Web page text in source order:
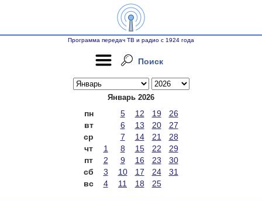
Программа передач ТВ и радио с 1924 года
Поиск
Январь 2026
пн 5 12 19
26
вт
6 13 20
27
ср
7 14 21
28
чт
1 8 15 22
29
пт
2 9 16 23
30
сб
3 10 17 24
31
вс
4 11 18 25